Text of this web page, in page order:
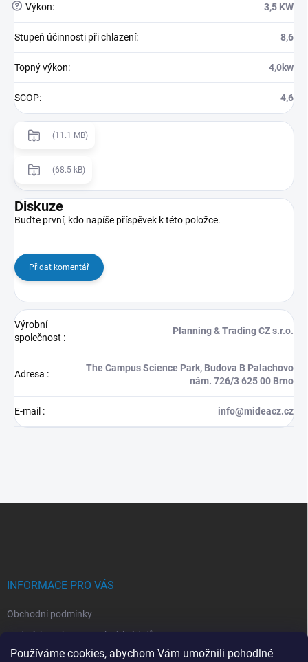
Používáme cookies, abychom Vám umožnili pohodlné
? Výkon: 3,5 KW
Stupeň účinnosti při chlazení: 8,6
Topný výkon: 4,0kw
SCOP: 4,6
(11.1 MB)
(68.5 kB)
Diskuze
Buďte první, kdo napíše příspěvek k této položce.
Přidat komentář
Výrobní
společnost :
Planning & Trading CZ s.r.o.
Adresa :
The Campus Science Park, Budova B Palachovo
nám. 726/3 625 00 Brno
E-mail : info@mideacz.cz
INFORMACE PRO VÁS
Obchodní podmínky
Podmínky ochrany osobních údajů
Montáž klimatizací